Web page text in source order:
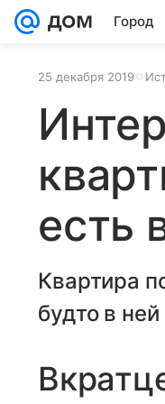
Город
25 декабря 2019
есть
Квартира
будто в